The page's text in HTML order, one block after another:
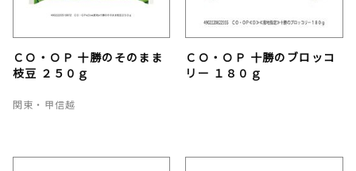
ＣＯ・ＯＰ 十勝のそのまま
枝豆 ２５０ｇ
関東・甲信越
ＣＯ・ＯＰ 十勝のブロッコ
リー １８０ｇ